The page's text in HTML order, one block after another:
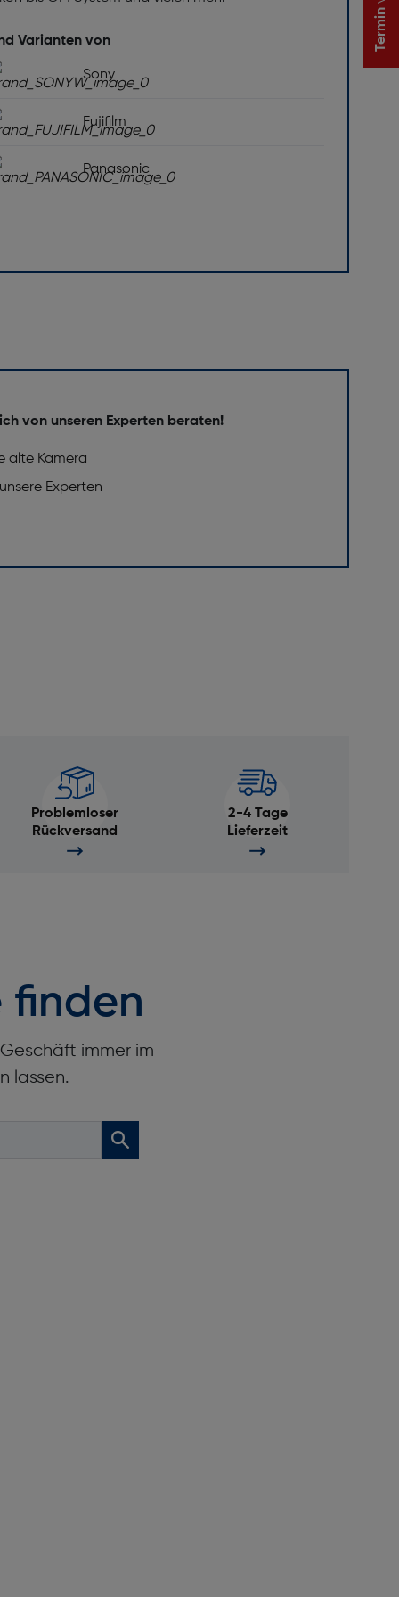
Varianten von
Sony
Fujifilm
Panasonic
von unseren Experten beraten!
alte Kamera
Experten
Problemloser
Rückversand
2-4 Tage
Lieferzeit
finden
immer im
lassen.
Termin